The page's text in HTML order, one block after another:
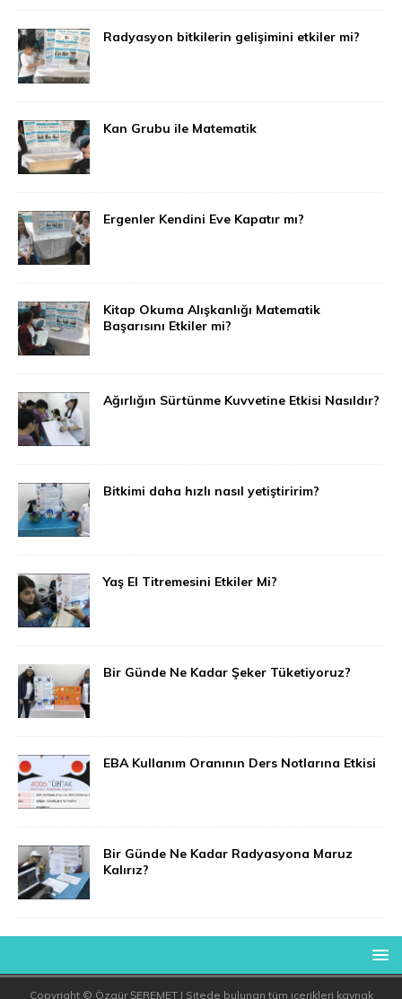
Radyasyon bitkilerin gelişimini etkiler mi?
Kan Grubu ile Matematik
Ergenler Kendini Eve Kapatır mı?
Kitap Okuma Alışkanlığı Matematik
Başarısını Etkiler mi?
Ağırlığın Sürtünme Kuvvetine Etkisi Nasıldır?
Bitkimi daha hızlı nasıl yetiştiririm?
Yaş El Titremesini Etkiler Mi?
Bir Günde Ne Kadar Şeker Tüketiyoruz?
EBA Kullanım Oranının Ders Notlarına Etkisi
Bir Günde Ne Kadar Radyasyona Maruz
Kalırız?
Copyright © Özgür ŞEREMET | Sitede bulunan tüm içerikleri kaynak